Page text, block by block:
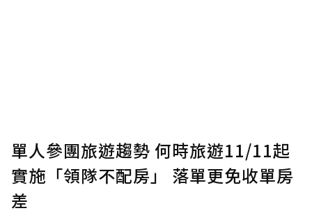
確認送出
單人參團旅遊趨勢 何時旅遊11/11起
實施「領隊不配房」 落單更免收單房
差